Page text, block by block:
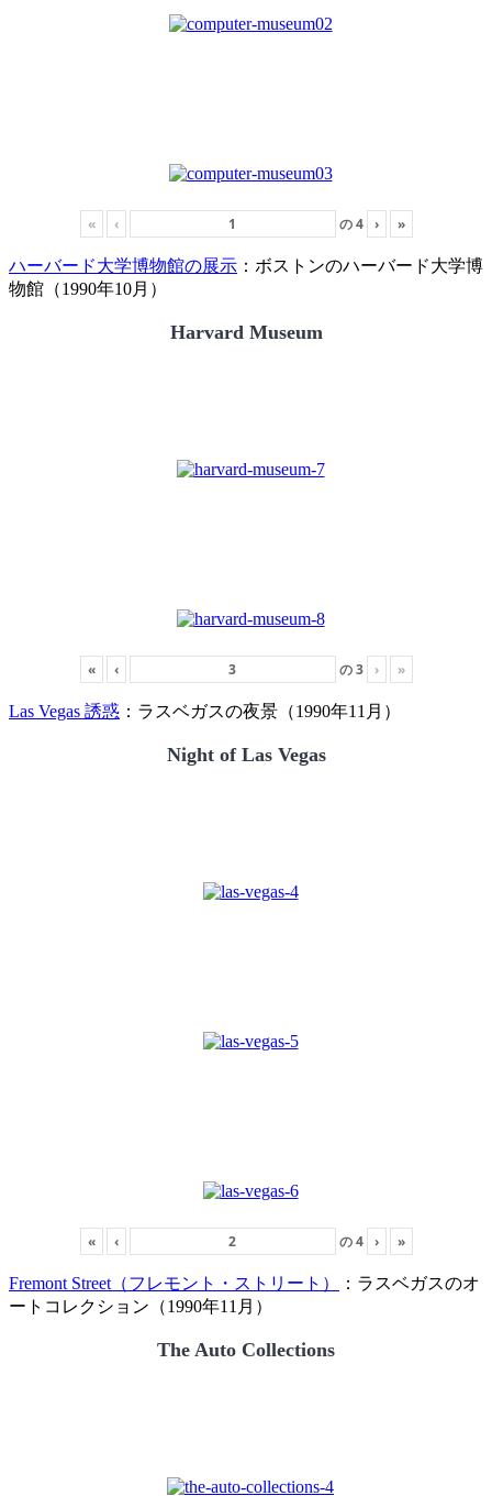
« ‹ の4 › »
ハーバード大学博物館の展示 ：ボストンのハーバード大学博
物館（1990年10月）
Harvard Museum
« ‹ の3 › »
Las Vegas 誘惑 ：ラスベガスの夜景（1990年11月）
Night of Las Vegas
« ‹ の4 › »
Fremont Street（フレモント・ストリート）
：ラスベガスのオ
ートコレクション（1990年11月）
The Auto Collections